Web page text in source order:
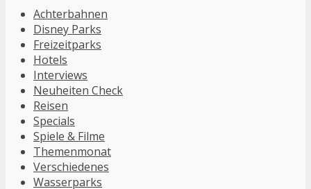
Achterbahnen
Disney Parks
Freizeitparks
Hotels
Interviews
Neuheiten Check
Reisen
Specials
Spiele & Filme
Themenmonat
Verschiedenes
Wasserparks